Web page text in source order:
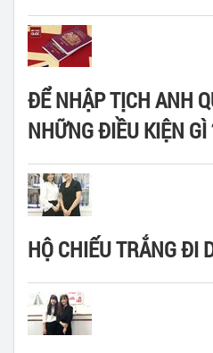
ĐỂ NHẬP TỊCH ANH
NHỮNG ĐIỀU KIỆN GÌ
HỘ CHIẾU TRẮNG ĐI